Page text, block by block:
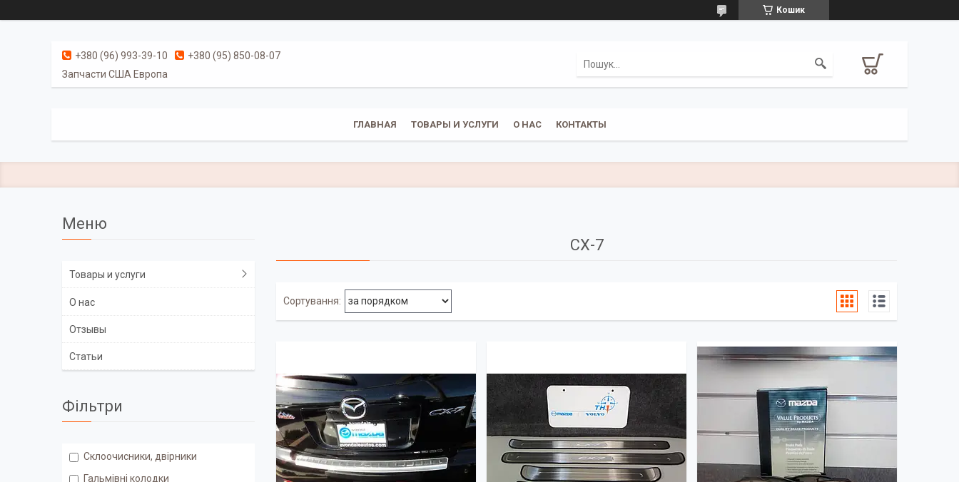
Кошик
+380 (96) 993-39-10
+380 (95) 850-08-07
Запчасти США Европа
ГЛАВНАЯ ТОВАРЫ И УСЛУГИ О НАС КОНТАКТЫ
CX-7
Товары и услуги
О нас
Отзывы
Статьи
Фільтри
Склоочисники, двірники
Гальмівні колодки